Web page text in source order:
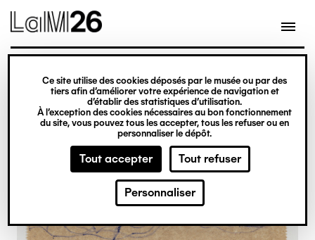
Gestion des cookies
Ce site utilise des cookies déposés par le musée ou par des
tiers afin d’améliorer votre expérience de navigation et
d’établir des statistiques d’utilisation.
À l’exception des cookies nécessaires au bon fonctionnement
du site, vous pouvez tous les accepter, tous les refuser ou en
personnaliser le dépôt.
Tout accepter Tout refuser
Personnaliser
contenu